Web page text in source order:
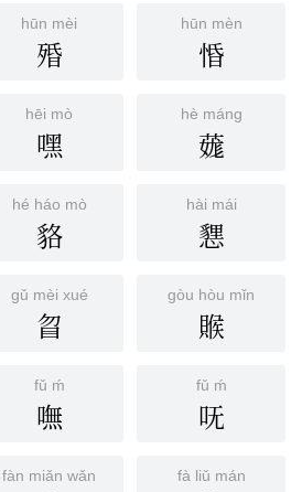
hūn mèi
殙
hūn mèn
惛
hēi mò
嘿
hè máng
䓼
hé háo mò
貉
hài mái
㦟
gǔ mèi xué
䀜
gòu hòu mǐn
䞀
fǔ ḿ
嘸
fǔ ḿ
呒
fàn miǎn wǎn fà liǔ mán